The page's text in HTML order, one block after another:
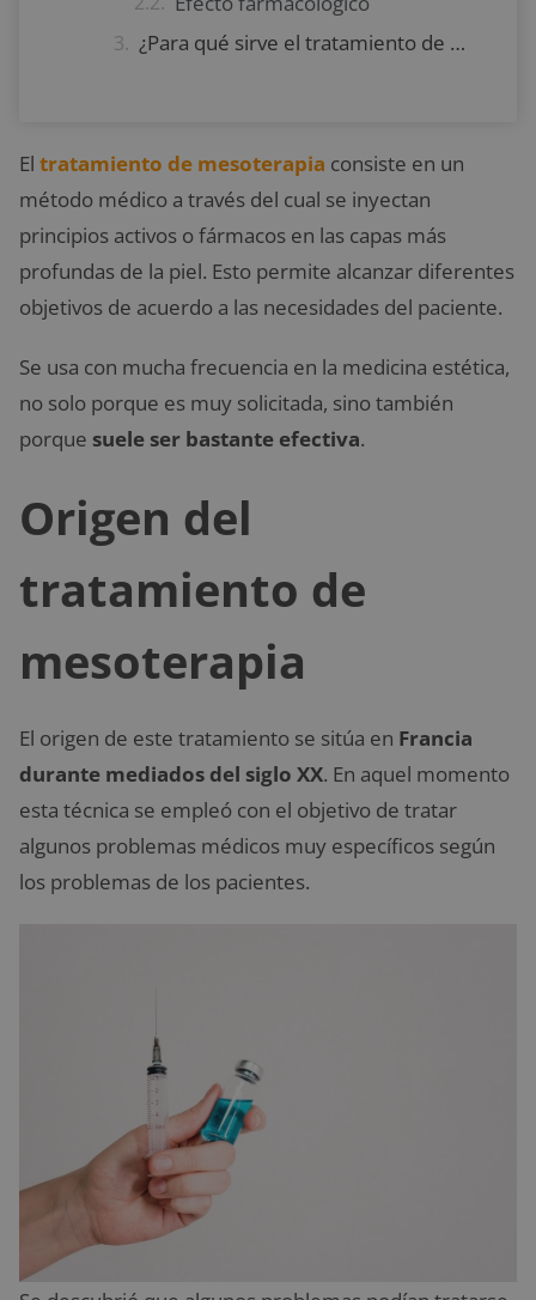
¿Para qué sirve el tratamiento de mesoterapia?
El tratamiento de mesoterapia consiste en un
método médico a través del cual se inyectan
principios activos o fármacos en las capas más
profundas de la piel. Esto permite alcanzar diferentes
objetivos de acuerdo a las necesidades del paciente.
Se usa con mucha frecuencia en la medicina estética,
no solo porque es muy solicitada, sino también
porque suele ser bastante efectiva.
Origen del
tratamiento de
mesoterapia
El origen de este tratamiento se sitúa en Francia
durante mediados del siglo XX. En aquel momento
esta técnica se empleó con el objetivo de tratar
algunos problemas médicos muy específicos según
los problemas de los pacientes.